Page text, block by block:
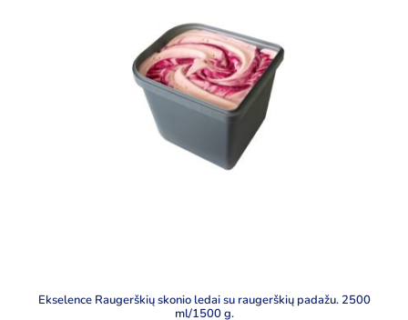
Ekselence Raugerškių skonio ledai su raugerškių padažu. 2500
ml/1500 g.